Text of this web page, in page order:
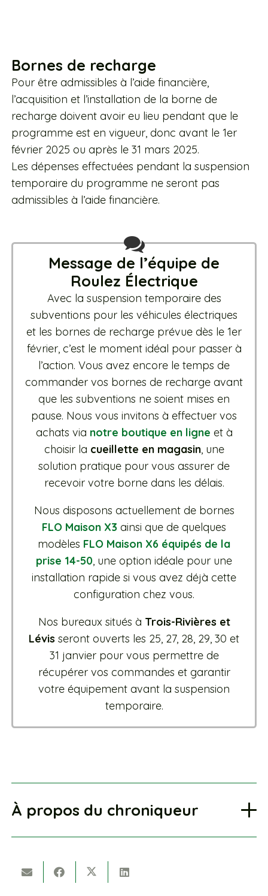
Bornes de recharge
Pour être admissibles à l’aide financière,
l’acquisition et l’installation de la borne de
recharge doivent avoir eu lieu pendant que le
programme est en vigueur, donc avant le 1er
février 2025 ou après le 31 mars 2025.
Les dépenses effectuées pendant la suspension
temporaire du programme ne seront pas
admissibles à l’aide financière.
Message de l’équipe de
Roulez Électrique
Avec la suspension temporaire des
subventions pour les véhicules électriques
et les bornes de recharge prévue dès le 1er
février, c’est le moment idéal pour passer à
l’action. Vous avez encore le temps de
commander vos bornes de recharge avant
que les subventions ne soient mises en
pause. Nous vous invitons à effectuer vos
achats via notre boutique en ligne et à
choisir la cueillette en magasin, une
solution pratique pour vous assurer de
recevoir votre borne dans les délais.
Nous disposons actuellement de bornes
FLO Maison X3 ainsi que de quelques
modèles FLO Maison X6 équipés de la
prise 14-50, une option idéale pour une
installation rapide si vous avez déjà cette
configuration chez vous.
Nos bureaux situés à Trois-Rivières et
Lévis seront ouverts les 25, 27, 28, 29, 30 et
31 janvier pour vous permettre de
récupérer vos commandes et garantir
votre équipement avant la suspension
temporaire.
À propos du chroniqueur